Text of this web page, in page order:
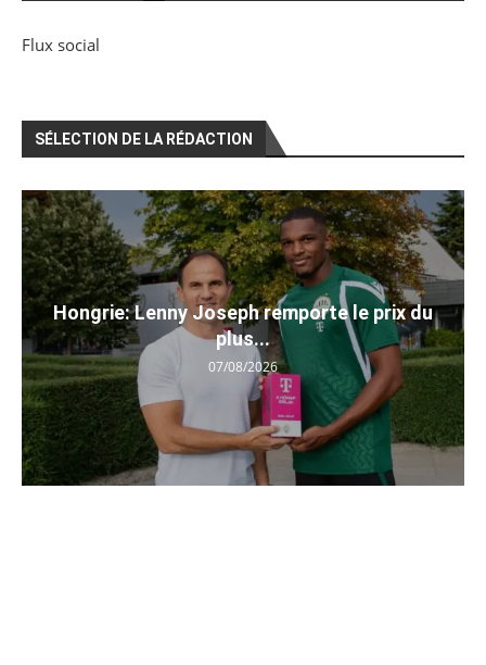
Flux social
SÉLECTION DE LA RÉDACTION
Hongrie: Lenny Joseph remporte le prix du
plus...
07/08/2026